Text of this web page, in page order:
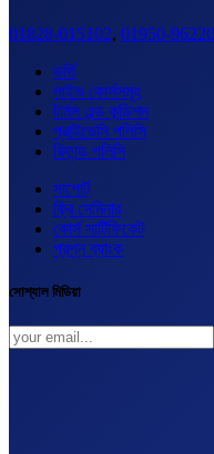
01828-015102, 01950-
ভর্তি
লাইভ কোর্সসমূহ
টার্মস এন্ড কন্ডিশন
প্রাইভেসি পলিসি
রিফান্ড পলিসি
সাপোর্ট
ফ্রি সেমিনার
কোর্স সার্টিফিকেট
প্রশ্ন ব্যাংক
সোশ্যাল মিডিয়া